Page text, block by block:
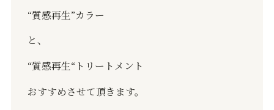
“質感再生”カラー
と、
“質感再生“トリートメント
おすすめさせて頂きます。